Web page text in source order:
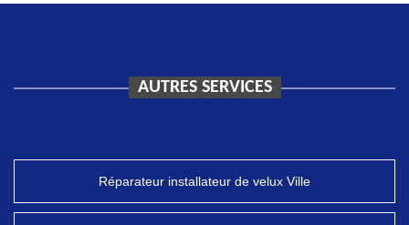
AUTRES SERVICES
Réparateur installateur de velux Ville